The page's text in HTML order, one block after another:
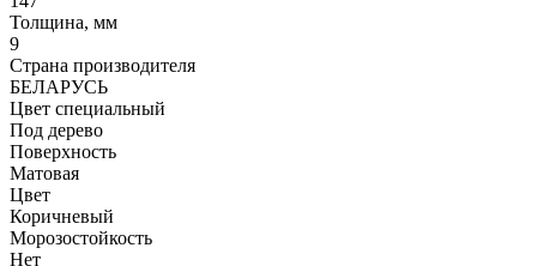
Толщина, мм
9
Страна производителя
БЕЛАРУСЬ
Цвет специальный
Под дерево
Поверхность
Матовая
Цвет
Коричневый
Морозостойкость
Нет